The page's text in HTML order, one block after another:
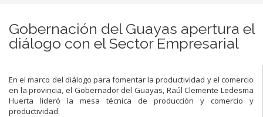
Gobernación del Guayas apertura el
diálogo con el Sector Empresarial
En el marco del diálogo para fomentar la productividad y el comercio
en la provincia, el Gobernador del Guayas, Raúl Clemente Ledesma
Huerta lideró la mesa técnica de producción y comercio y
productividad.